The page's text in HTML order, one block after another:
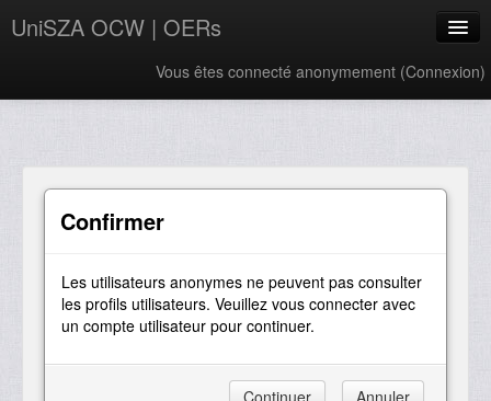
UniSZA OCW | OERs
Vous êtes connecté anonymement (Connexion)
Français ‎(fr)‎
Confirmer
Les utilisateurs anonymes ne peuvent pas consulter
les profils utilisateurs. Veuillez vous connecter avec
un compte utilisateur pour continuer.